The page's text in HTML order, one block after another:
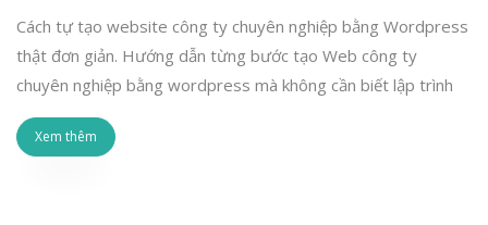
Cách tự tạo website công ty chuyên nghiệp bằng Wordpress
thật đơn giản. Hướng dẫn từng bước tạo Web công ty
chuyên nghiệp bằng wordpress mà không cần biết lập trình
Xem thêm